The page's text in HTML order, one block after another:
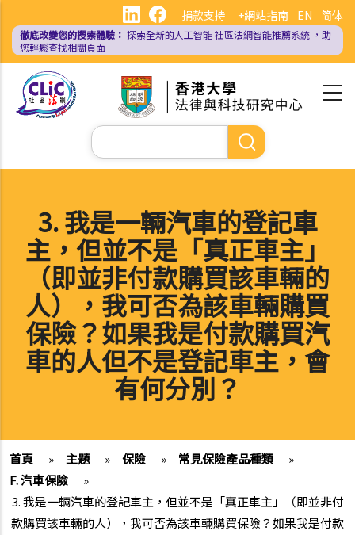
內
EN 简体
捐款支持 +網站指南
徹底改變您的搜索體驗： 探索全新的人工智能社區法網智能推薦系統 ，助
您輕鬆查找相關頁面
Search
3. 我是一輛汽車的登記車
主，但並不是「真正車主」
（即並非付款購買該車輛的
人），我可否為該車輛購買
保險？如果我是付款購買汽
車的人但不是登記車主，會
有何分別？
首頁 » 主題 » 保險 » 常見保險產品種類
»
F. 汽車保險
»
3. 我是一輛汽車的登記車主，但並不是「真正車主」（即並非付
款購買該車輛的人），我可否為該車輛購買保險？如果我是付款